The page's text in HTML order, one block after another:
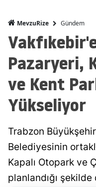
MevzuRize Gündem
Pazaryeri,
ve Kent
Yükseliyor
Trabzon
Belediyesinin
Kapalı Otopark ve
planlandığı